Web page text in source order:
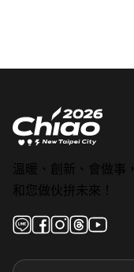
溫暖、創新、會做事，
和您做伙拚未來！